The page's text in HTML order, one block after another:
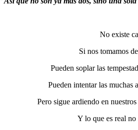
No existe
Si nos tomamos
Pueden soplar las
Pueden intentar las muchas
Pero sigue ardiendo en
Y lo que es real